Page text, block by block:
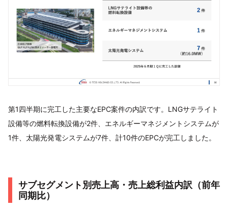
第1四半期に完工した主要なEPC案件の内訳です。LNGサテライト
設備等の燃料転換設備が2件、エネルギーマネジメントシステムが
1件、太陽光発電システムが7件、計10件のEPCが完工しました。
サブセグメント別売上高・売上総利益内訳（前年
同期比）